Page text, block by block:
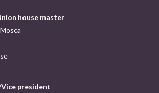
house master
president